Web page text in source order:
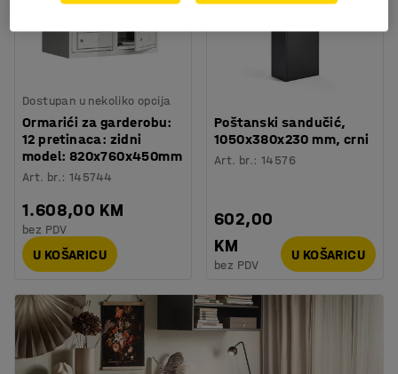
Dostupan u nekoliko opcija
Ormarići za garderobu:
12 pretinaca: zidni
model: 820x760x450mm
Art. br.:145744
1.608,00 KM
bez PDV
U KOŠARICU
Poštanski sandučić,
1050x380x230 mm, crni
Art. br.:14576
602,00
KM
bez PDV
U KOŠARICU